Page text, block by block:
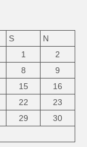
S
N
1
2
8
9
15
16
22
23
29
30